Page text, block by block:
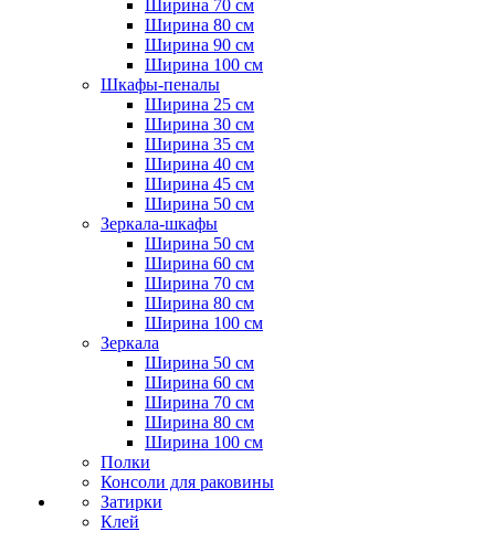
Ширина 70 см
Ширина 80 см
Ширина 90 см
Ширина 100 см
Шкафы-пеналы
Ширина 25 см
Ширина 30 см
Ширина 35 см
Ширина 40 см
Ширина 45 см
Ширина 50 см
Зеркала-шкафы
Ширина 50 см
Ширина 60 см
Ширина 70 см
Ширина 80 см
Ширина 100 см
Зеркала
Ширина 50 см
Ширина 60 см
Ширина 70 см
Ширина 80 см
Ширина 100 см
Полки
Консоли для раковины
Затирки
Клей